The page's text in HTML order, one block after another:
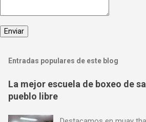
Entradas populares de este blog
La mejor escuela de boxeo de
pueblo libre